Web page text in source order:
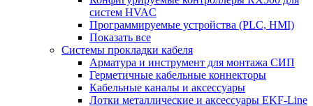
систем HVAC
Программируемые устройства (PLC, HMI)
Показать все
Системы прокладки кабеля
Арматура и инструмент для монтажа СИП
Герметичные кабельные коннекторы
Кабельные каналы и аксессуары
Лотки металлические и аксессуары EKF-Line